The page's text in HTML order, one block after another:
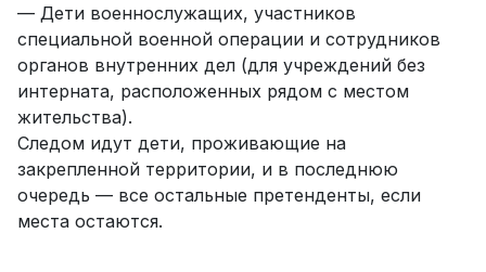
— Дети военнослужащих, участников
специальной военной операции и сотрудников
органов внутренних дел (для учреждений без
интерната, расположенных рядом с местом
жительства).
Следом идут дети, проживающие на
закрепленной территории, и в последнюю
очередь — все остальные претенденты, если
места остаются.